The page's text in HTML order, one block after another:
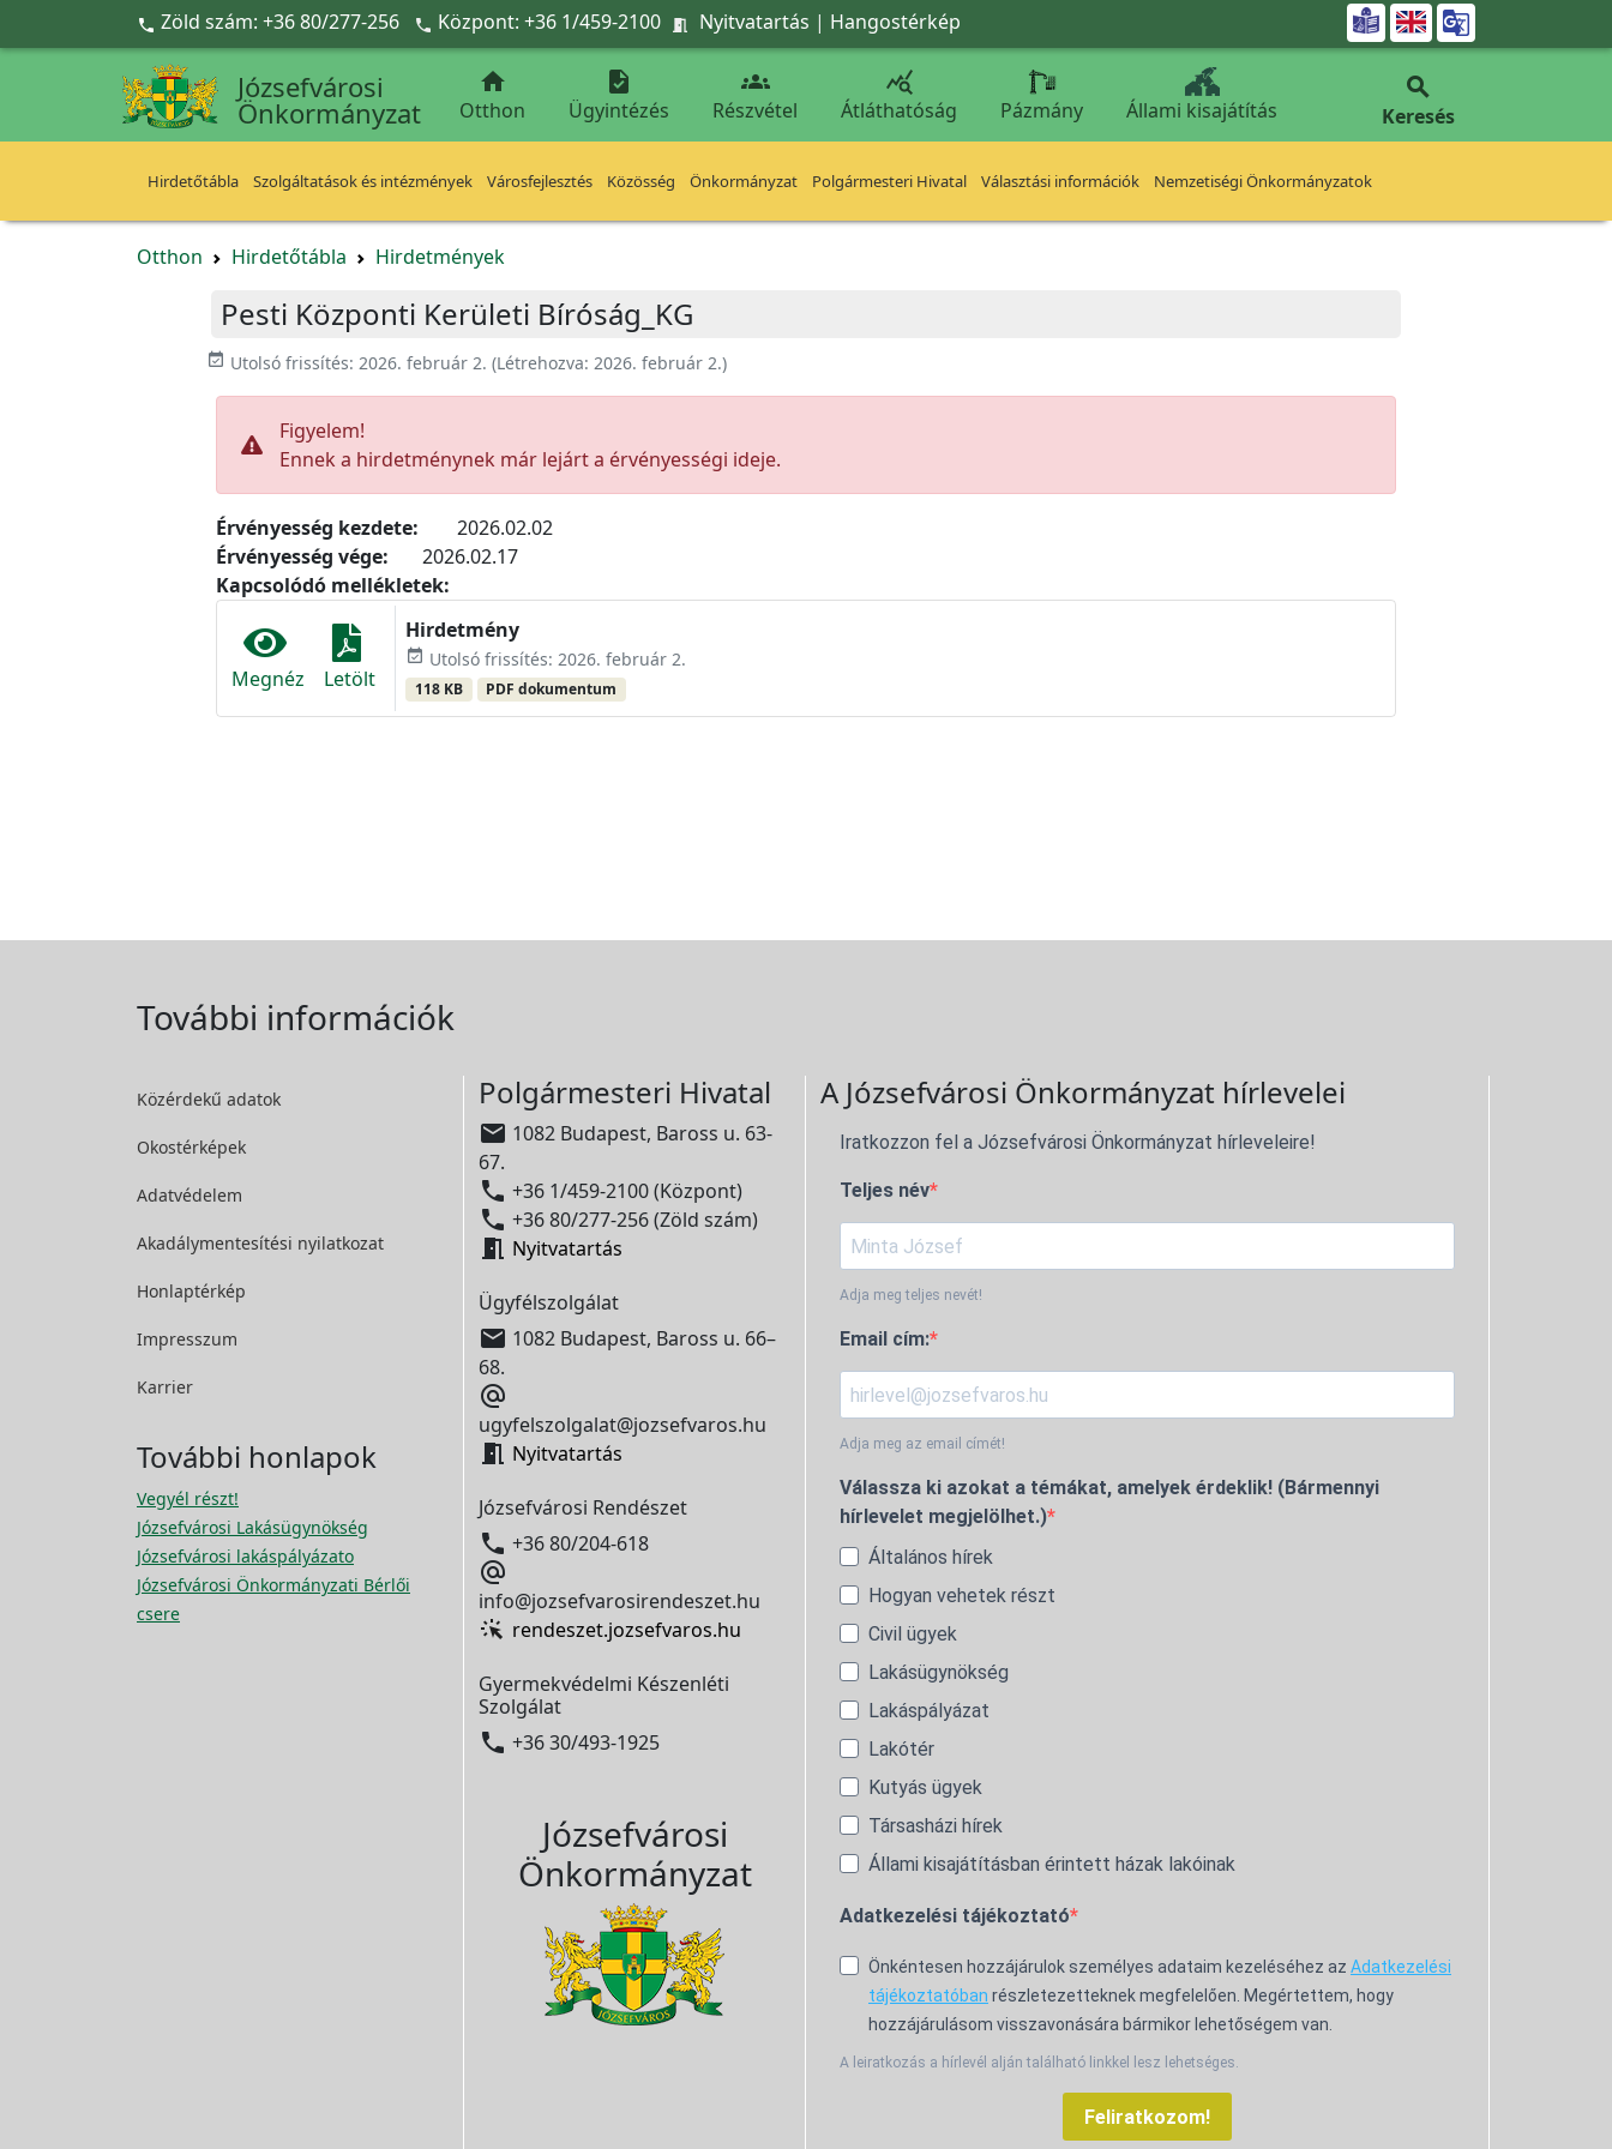
Ugrás a fő tartalomra
 Zöld szám: +36 80/277-256  Központ: +36 1/459-2100  Nyitvatartás | Hangostérkép 
Józsefvárosi
Önkormányzat

Otthon

Ügyintézés

Részvétel

Átláthatóság Pázmány Állami kisajátítás

Keresés
Hirdetőtábla Szolgáltatások és intézmények Városfejlesztés Közösség Önkormányzat Polgármesteri Hivatal Választási információk Nemzetiségi Önkormányzatok
Otthon Hirdetőtábla Hirdetmények
Pesti Központi Kerületi Bíróság_KG
event_available Utolsó frissítés: 2026. február 2. (Létrehozva: 2026. február 2.)
Figyelem!
Ennek a hirdetménynek már lejárt a érvényességi ideje.
Érvényesség kezdete:
2026.02.02
Érvényesség vége:
2026.02.17
Kapcsolódó mellékletek:
Megnéz Letölt
Hirdetmény
event_available Utolsó frissítés: 2026. február 2.
118 KB PDF dokumentum
További információk
Közérdekű adatok
Okostérképek
Adatvédelem
Akadálymentesítési nyilatkozat
Honlaptérkép
Impresszum
Karrier
További honlapok
Vegyél részt!
Józsefvárosi Lakásügynökség
Józsefvárosi lakáspályázato
Józsefvárosi Önkormányzati Bérlői
csere
Polgármesteri Hivatal
 1082 Budapest, Baross u. 63-
67.
 +36 1/459-2100 (Központ)
 +36 80/277-256 (Zöld szám)
 Nyitvatartás
Ügyfélszolgálat
 1082 Budapest, Baross u. 66–
68.

ugyfelszolgalat@jozsefvaros.hu
 Nyitvatartás
Józsefvárosi Rendészet
 +36 80/204-618

info@jozsefvarosirendeszet.hu
rendeszet.jozsefvaros.hu
Gyermekvédelmi Készenléti
Szolgálat
 +36 30/493-1925
Józsefvárosi
Önkormányzat
A Józsefvárosi Önkormányzat hírlevelei
Iratkozzon fel a Józsefvárosi Önkormányzat hírleveleire!
Teljes név
Adja meg teljes nevét!
Email cím:
Adja meg az email címét!
Válassza ki azokat a témákat, amelyek érdeklik! (Bármennyi
hírlevelet megjelölhet.)
Általános hírek
Hogyan vehetek részt
Civil ügyek
Lakásügynökség
Lakáspályázat
Lakótér
Kutyás ügyek
Társasházi hírek
Állami kisajátításban érintett házak lakóinak
Adatkezelési tájékoztató
Önkéntesen hozzájárulok személyes adataim kezeléséhez az Adatkezelési
tájékoztatóban részletezetteknek megfelelően. Megértettem, hogy
hozzájárulásom visszavonására bármikor lehetőségem van.
A leiratkozás a hírlevél alján található linkkel lesz lehetséges.
Feliratkozom!